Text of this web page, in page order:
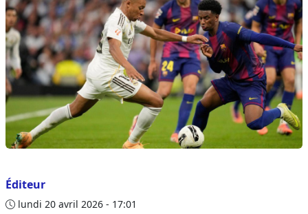
Éditeur
lundi 20 avril 2026 - 17:01